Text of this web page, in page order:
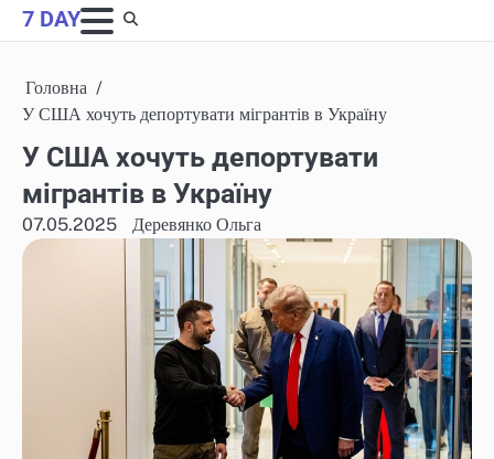
Skip
to
7 DAY
Головна
У США хочуть депортувати мігрантів в Україну
У США хочуть депортувати
мігрантів в Україну
07.05.2025 Деревянко Ольга